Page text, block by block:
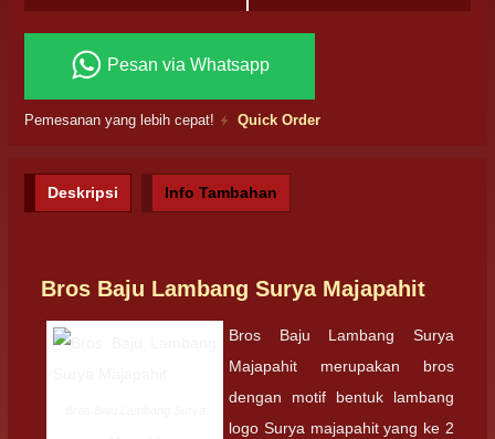
Pesan via Whatsapp
Pemesanan yang lebih cepat! Quick Order
Deskripsi Info Tambahan
Bros Baju Lambang Surya Majapahit
Bros Baju Lambang Surya
Majapahit merupakan bros
dengan motif bentuk lambang
logo Surya majapahit yang ke 2